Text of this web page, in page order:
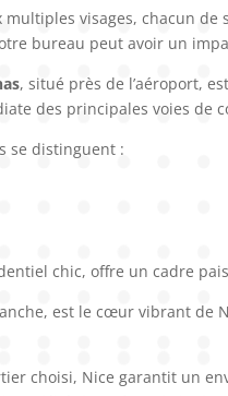
multiples visages, chacun
bureau peut avoir un
, situé près de l’aéroport,
des principales voies de
se distinguent :
chic, offre un cadre
est le cœur vibrant de
choisi, Nice garantit un